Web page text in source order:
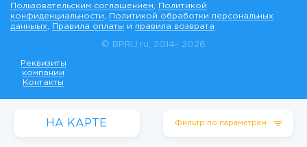
НА КАРТЕ Фильтр по параметрам
Реквизиты
компании
Контакты
© BPRU.ru, 2014- 2026
Пользовательским соглашением
Политикой
конфиденциальности
Политикой обработки персональных
данныых
Правила оплаты и правила возврата